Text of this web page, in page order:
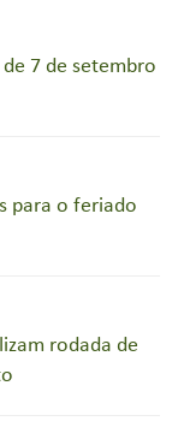
7 de setembro
para o feriado
rodada de